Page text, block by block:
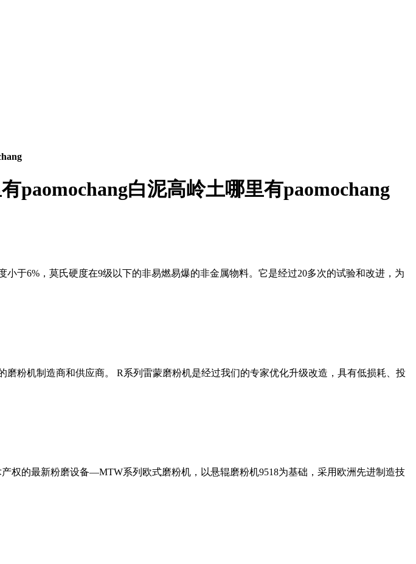
paomochang白泥高岭土哪里有paomochang
于6%，莫氏硬度在9级以下的非易燃易爆的非金属物料。它是经过20多次的试验和改进，为
粉机制造商和供应商。 R系列雷蒙磨粉机是经过我们的专家优化升级改造，具有低损耗、投
权的最新粉磨设备—MTW系列欧式磨粉机，以悬辊磨粉机9518为基础，采用欧洲先进制造技